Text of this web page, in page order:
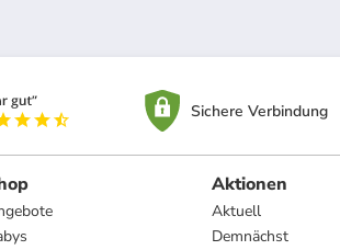
Sichere Verbindung
Aktionen
Aktuell
Demnächst